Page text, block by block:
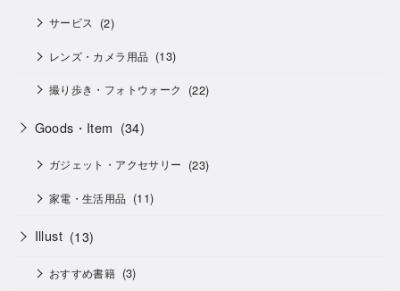
サービス (2)
レンズ・カメラ用品 (13)
撮り歩き・フォトウォーク (22)
Goods・Item (34)
ガジェット・アクセサリー (23)
家電・生活用品 (11)
Illust (13)
おすすめ書籍 (3)